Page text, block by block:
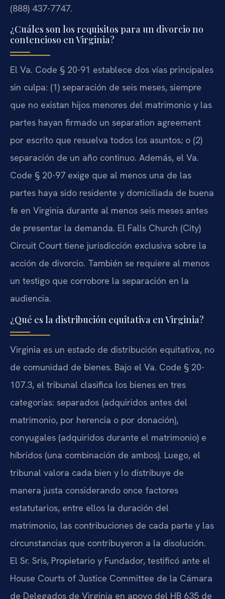
(888) 437-7747.
¿Cuáles son los requisitos para un divorcio no
contencioso en Virginia?
El Va. Code § 20-91 establece dos vías principales
sin culpa: (1) separación de seis meses, siempre
que no existan hijos menores del matrimonio y las
partes hayan firmado un separation agreement
por escrito que resuelva todos los asuntos; o (2)
separación de un año continuo. Además, el Va.
Code § 20-97 exige que al menos una de las
partes haya sido residente y domiciliada de buena
fe en Virginia durante al menos seis meses antes
de presentar la demanda. El Falls Church (City)
Circuit Court tiene jurisdicción exclusiva sobre la
acción de divorcio. También se requiere al menos
un testigo que corrobore la separación en la
audiencia.
¿Qué es la distribución equitativa en Virginia?
Virginia es un estado de distribución equitativa, no
de comunidad de bienes. Bajo el Va. Code § 20-
107.3, el tribunal clasifica los bienes en tres
categorías: separados (adquiridos antes del
matrimonio, por herencia o por donación),
conyugales (adquiridos durante el matrimonio) e
híbridos (una combinación de ambos). Luego, el
tribunal valora cada bien y lo distribuye de
manera justa considerando once factores
estatutarios, entre ellos la duración del
matrimonio, las contribuciones de cada parte y las
circunstancias que contribuyeron a la disolución.
El Sr. Sris, Propietario y Fundador, testificó ante el
House Courts of Justice Committee de la Cámara
de Delegados de Virginia en apoyo del HB 635 de